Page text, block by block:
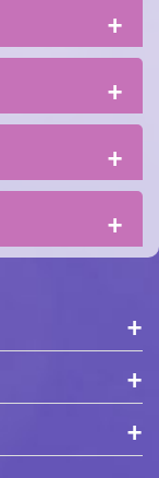
+
+
+
+
+
+
+